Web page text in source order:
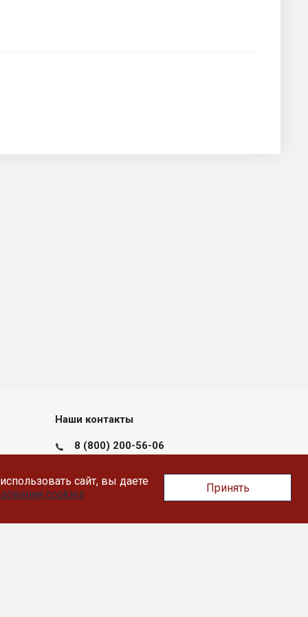
сайт, вы даете
cookies Принять
Наши контакты
8 (800) 200-56-06
Тверь, Докучаева 36, помещение XII